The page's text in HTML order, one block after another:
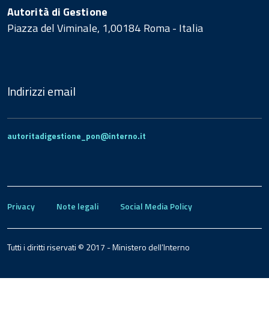
Autorità di Gestione
Piazza del Viminale, 1,00184 Roma - Italia
Indirizzi email
autoritadigestione_pon@interno.it
Privacy Note legali Social Media Policy
Tutti i diritti riservati © 2017 - Ministero dell’Interno